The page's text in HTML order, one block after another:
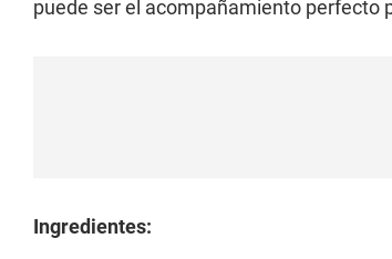
puede ser el acompañamiento perfecto
Ingredientes: